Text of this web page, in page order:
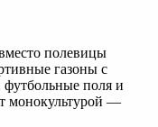
полевицы
газоны с
поля и
монокультурой —